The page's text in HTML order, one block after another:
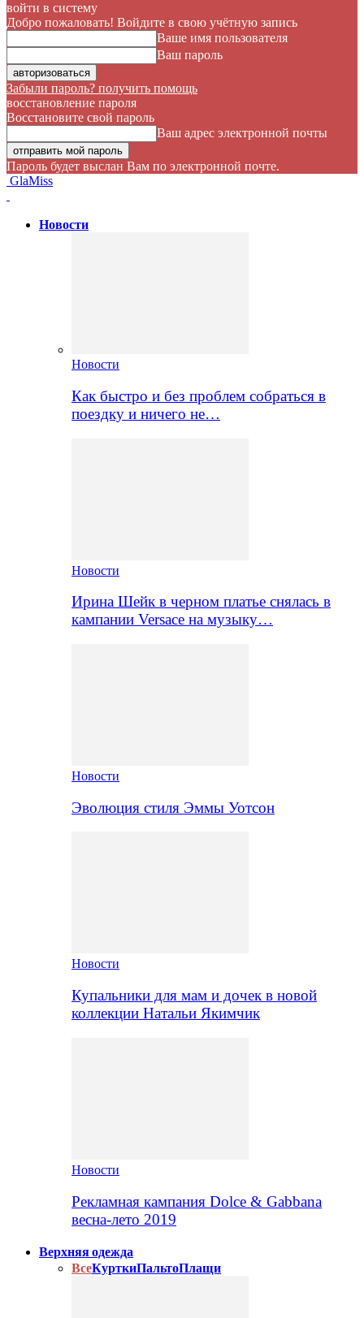
войти в систему
Добро пожаловать! Войдите в свою учётную запись
Ваше имя пользователя
Ваш пароль
Забыли пароль? получить помощь
восстановление пароля
Восстановите свой пароль
Ваш адрес электронной почты
Пароль будет выслан Вам по электронной почте.
GlaMiss
Новости
Новости
Как быстро и без проблем собраться в
поездку и ничего не…
Новости
Ирина Шейк в черном платье снялась в
кампании Versace на музыку…
Новости
Эволюция стиля Эммы Уотсон
Новости
Купальники для мам и дочек в новой
коллекции Натальи Якимчик
Новости
Рекламная кампания Dolce & Gabbana
весна-лето 2019
Верхняя одежда
ВсеКурткиПальтоПлащи